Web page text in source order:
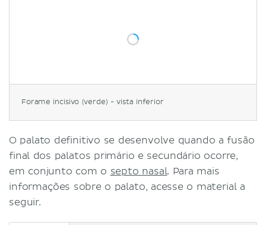
Forame incisivo (verde) - vista inferior
O palato definitivo se desenvolve quando a fusão
final dos palatos primário e secundário ocorre,
em conjunto com o septo nasal. Para mais
informações sobre o palato, acesse o material a
seguir.